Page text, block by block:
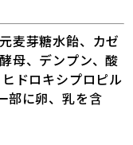
麦芽糖水飴、カゼ
母、デンプン、酸
ドロキシプロピル
部に卵、乳を含